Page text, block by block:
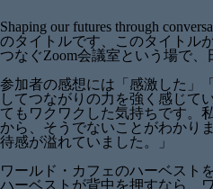
Shaping our futures through
のタイトルです、このタイトル
つなぐZoom会議室という場で
参加者の感想には「感激した」
してつながりの力を強く感じて
てもワクワクした気持ちです。
から、そうでないことがわかり
待感が溢れていました。」
ワールド・カフェのハーベスト
ハーベストが背中を押すなら、